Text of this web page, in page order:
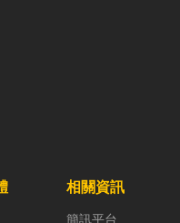
團體用餐，都
相關資訊
簡訊平台